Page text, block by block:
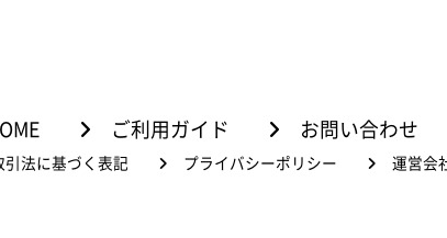
ご利用ガイド お問い合わせ
引法に基づく表記 プライバシーポリシー 運営会